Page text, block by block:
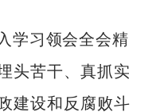
学习领会全会精
头苦干、真抓实
建设和反腐败斗